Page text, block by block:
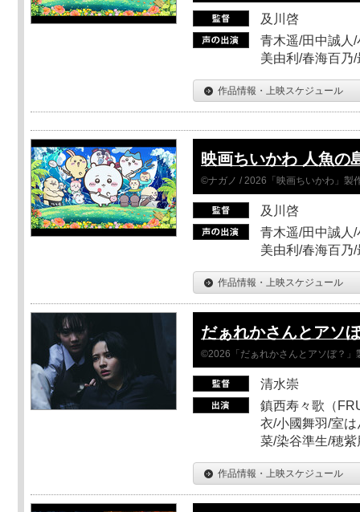
及川啓
青木遥/田中誠人
美由利/春海百乃
作品情報・上映スケジュール
映画ちいかわ 人魚の
©ナガノ / 2026「映画ちいかわ」製
及川啓
青木遥/田中誠人
美由利/春海百乃
作品情報・上映スケジュール
だぁれかさんとアソ
©2026「だぁれかさんとアソぼ？」
清水崇
鎮西寿々歌（
衣/小國舞羽/室
菜/染谷準生/穂
作品情報・上映スケジュール